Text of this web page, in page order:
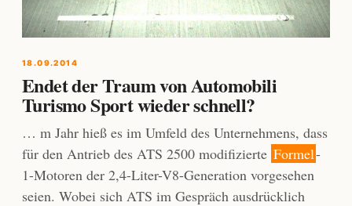
18.09.2014
Endet der Traum von Automobili
Turismo Sport wieder schnell?
… m Jahr hieß es im Umfeld des Unternehmens, dass
für den Antrieb des ATS 2500 modifizierte Formel-
1-Motoren der 2,4-Liter-V8-Generation vorgesehen
seien. Wobei sich ATS im Gespräch ausdrücklich